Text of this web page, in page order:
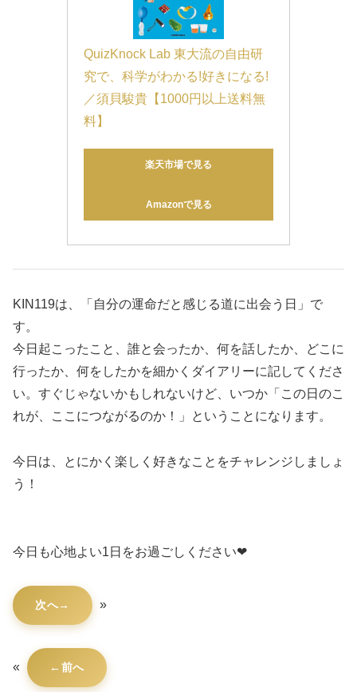
QuizKnock Lab 東大流の自由研
究で、科学がわかる!好きになる!
／須貝駿貴【1000円以上送料無
料】
楽天市場で見る
Amazonで見る
KIN119は、「自分の運命だと感じる道に出会う日」で
す。
今日起こったこと、誰と会ったか、何を話したか、どこに
行ったか、何をしたかを細かくダイアリーに記してくださ
い。すぐじゃないかもしれないけど、いつか「この日のこ
れが、ここにつながるのか！」ということになります。
今日は、とにかく楽しく好きなことをチャレンジしましょ
う！
今日も心地よい1日をお過ごしください❤
次へ »
« 前へ